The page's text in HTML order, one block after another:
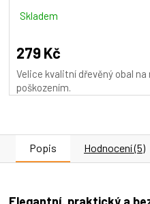
Skladem
279 Kč
Velice kvalitní dřevěný obal na
poškozením.
Popis Hodnocení (5)